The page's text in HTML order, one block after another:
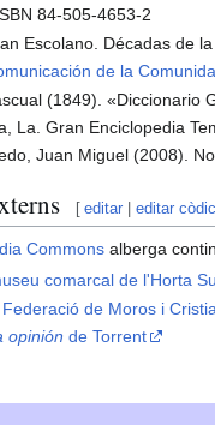
84-505-4653-2
Escolano. Décadas de
de la
(1849). «Diccionario
La. Gran Enciclopedia
Juan Miguel (2008).
[ editar |editar còdic
Commons alberga
comarcal de l'Horta
de Moros i
opinión de Torrent